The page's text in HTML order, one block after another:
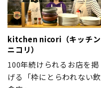
kitchen nicori（キッチン
ニコリ）
100年続けられるお店を掲
げる「枠にとらわれない飲